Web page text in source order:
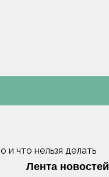
что нельзя делать
Лента новостей